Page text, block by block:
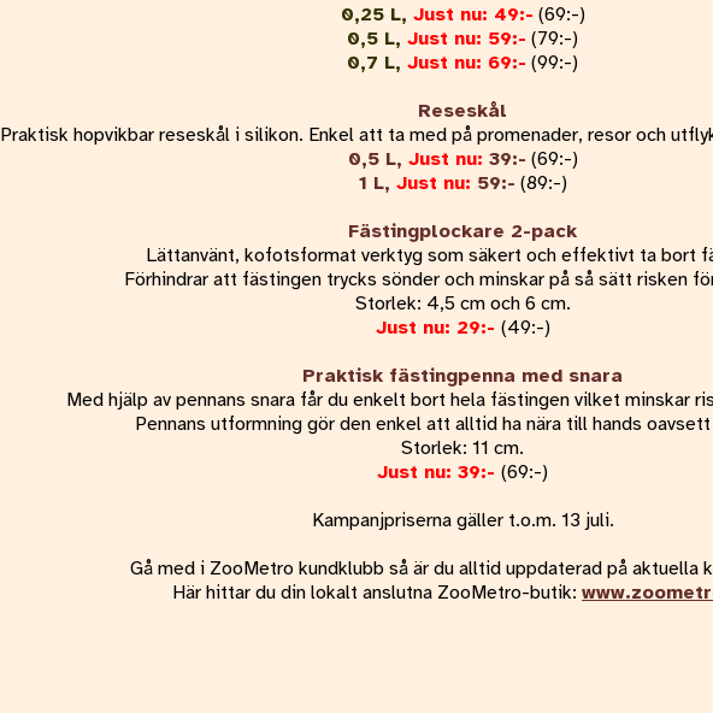
0,25 L, Just nu: 49:- (69:-)
0,5 L, Just nu: 59:- (79:-)
0,7 L, Just nu: 69:- (99:-)
Reseskål
Praktisk hopvikbar reseskål i silikon. Enkel att ta med på promenader, resor och
0,5 L, Just nu: 39:- (69:-)
1 L, Just nu: 59:- (89:-)
Fästingplockare 2-pack
Lättanvänt, kofotsformat verktyg som säkert och effektivt ta bort
Förhindrar att fästingen trycks sönder och minskar på så sätt risken
Storlek: 4,5 cm och 6 cm.
Just nu: 29:- (49:-)
Praktisk fästingpenna med snara
Med hjälp av pennans snara får du enkelt bort hela fästingen vilket minskar
Pennans utformning gör den enkel att alltid ha nära till hands
Storlek: 11 cm.
Just nu: 39:- (69:-)
Kampanjpriserna gäller t.o.m. 13 juli.
Gå med i ZooMetro kundklubb så är du alltid uppdaterad på aktuella
Här hittar du din lokalt anslutna ZooMetro-butik: